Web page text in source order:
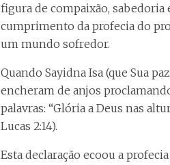
figura de compaixão, sabedoria
cumprimento da profecia do
um mundo sofredor.
Quando Sayidna Isa (que Sua
encheram de anjos
palavras: “Glória a Deus nas
Lucas 2:14).
Esta declaração ecoou a